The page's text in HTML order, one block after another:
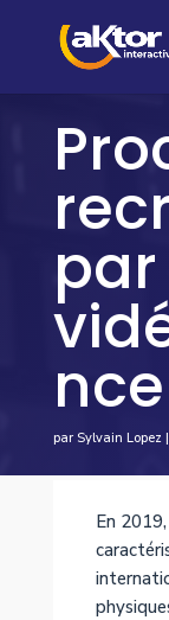
par
nce
par Sylvain Lopez|
En